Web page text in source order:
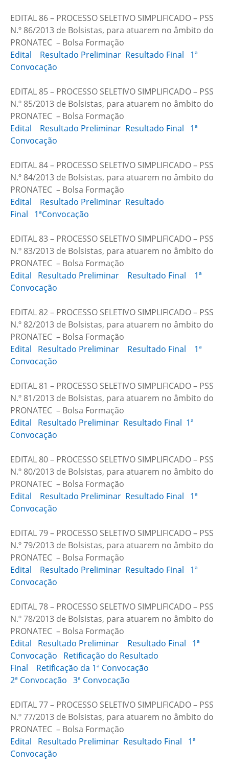
EDITAL 86 – PROCESSO SELETIVO SIMPLIFICADO – PSS
N.º 86/2013 de Bolsistas, para atuarem no âmbito do
PRONATEC – Bolsa Formação
Edital
Resultado Preliminar Resultado Final
1ª
Convocação
EDITAL 85 – PROCESSO SELETIVO SIMPLIFICADO – PSS
N.º 85/2013 de Bolsistas, para atuarem no âmbito do
PRONATEC – Bolsa Formação
Edital
Resultado Preliminar Resultado Final
1ª
Convocação
EDITAL 84 – PROCESSO SELETIVO SIMPLIFICADO – PSS
N.º 84/2013 de Bolsistas, para atuarem no âmbito do
PRONATEC – Bolsa Formação
Edital
Resultado Preliminar Resultado
Final
1ªConvocação
EDITAL 83 – PROCESSO SELETIVO SIMPLIFICADO – PSS
N.º 83/2013 de Bolsistas, para atuarem no âmbito do
PRONATEC – Bolsa Formação
Edital
Resultado Preliminar Resultado Final
1ª
Convocação
EDITAL 82 – PROCESSO SELETIVO SIMPLIFICADO – PSS
N.º 82/2013 de Bolsistas, para atuarem no âmbito do
PRONATEC – Bolsa Formação
Edital
Resultado Preliminar Resultado Final
1ª
Convocação
EDITAL 81 – PROCESSO SELETIVO SIMPLIFICADO – PSS
N.º 81/2013 de Bolsistas, para atuarem no âmbito do
PRONATEC – Bolsa Formação
Edital
Resultado Preliminar Resultado Final 1ª
Convocação
EDITAL 80 – PROCESSO SELETIVO SIMPLIFICADO – PSS
N.º 80/2013 de Bolsistas, para atuarem no âmbito do
PRONATEC – Bolsa Formação
Edital
Resultado Preliminar Resultado Final
1ª
Convocação
EDITAL 79 – PROCESSO SELETIVO SIMPLIFICADO – PSS
N.º 79/2013 de Bolsistas, para atuarem no âmbito do
PRONATEC – Bolsa Formação
Edital
Resultado Preliminar Resultado Final
1ª
Convocação
EDITAL 78 – PROCESSO SELETIVO SIMPLIFICADO – PSS
N.º 78/2013 de Bolsistas, para atuarem no âmbito do
PRONATEC – Bolsa Formação
Edital
Resultado Preliminar Resultado Final
1ª
Convocação
Retificação do Resultado
Final
Retificação da 1ª Convocação
2ª Convocação 3ª Convocação
EDITAL 77 – PROCESSO SELETIVO SIMPLIFICADO – PSS
N.º 77/2013 de Bolsistas, para atuarem no âmbito do
PRONATEC – Bolsa Formação
Edital
Resultado Preliminar Resultado Final
1ª
Convocação